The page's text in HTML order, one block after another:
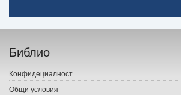
Начало
Печатни книги
Електронни книги
Библио
Конфидециалност
Общи условия